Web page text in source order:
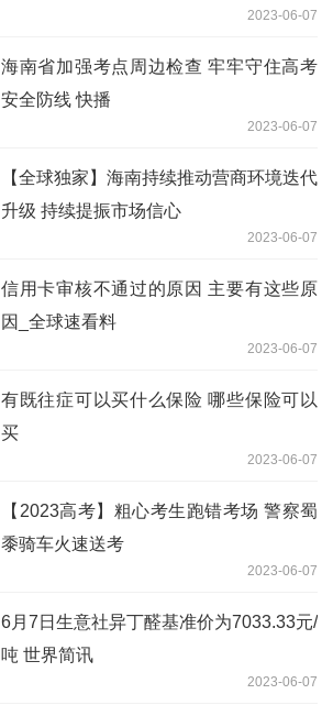
2023-06-07
海南省加强考点周边检查 牢牢守住高考
安全防线 快播
2023-06-07
【全球独家】海南持续推动营商环境迭代
升级 持续提振市场信心
2023-06-07
信用卡审核不通过的原因 主要有这些原
因_全球速看料
2023-06-07
有既往症可以买什么保险 哪些保险可以
买
2023-06-07
【2023高考】粗心考生跑错考场 警察蜀
黍骑车火速送考
2023-06-07
6月7日生意社异丁醛基准价为7033.33元/
吨 世界简讯
2023-06-07